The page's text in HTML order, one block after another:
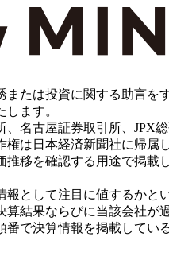
たは投資に関する助言を
ます。
名古屋証券取引所、JPX
は日本経済新聞社に帰属し
移を確認する用途で掲
として注目に値するか
結果ならびに当該会社
で決算情報を掲載して